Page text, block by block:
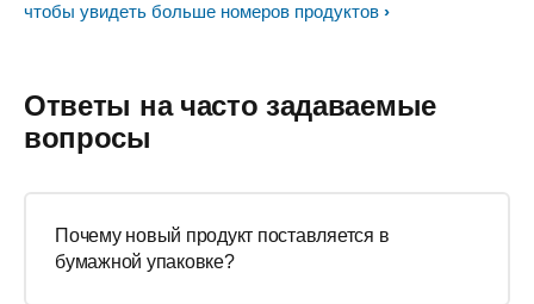
чтобы увидеть больше номеров продуктов
Ответы на часто задаваемые
вопросы
Почему новый продукт поставляется в
бумажной упаковке?